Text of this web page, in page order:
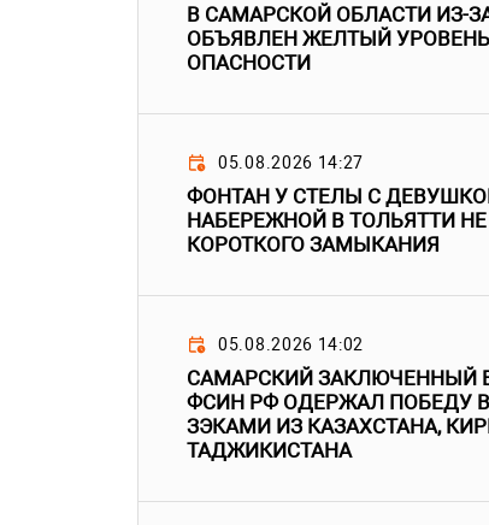
В САМАРСКОЙ ОБЛАСТИ ИЗ-
ОБЪЯВЛЕН ЖЕЛТЫЙ
ОПАСНОСТИ
05.08.2026 14:27
ФОНТАН У СТЕЛЫ С
НАБЕРЕЖНОЙ В ТОЛЬЯТТИ НЕ
КОРОТКОГО ЗАМЫКАНИЯ
05.08.2026 14:02
САМАРСКИЙ ЗАКЛЮЧЕННЫЙ
ФСИН РФ ОДЕРЖАЛ ПОБЕДУ
ЗЭКАМИ ИЗ КАЗАХСТАНА,
ТАДЖИКИСТАНА